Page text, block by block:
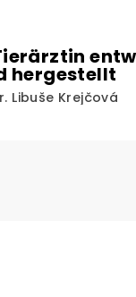
hergestellt
Libuše Krejčová